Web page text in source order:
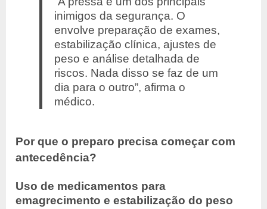
inimigos da segurança. O
envolve preparação de exames,
estabilização clínica, ajustes de
peso e análise detalhada de
riscos. Nada disso se faz de um
dia para o outro”, afirma o
médico.
Por que o preparo precisa começar com
antecedência?
Uso de medicamentos para
emagrecimento e estabilização do peso